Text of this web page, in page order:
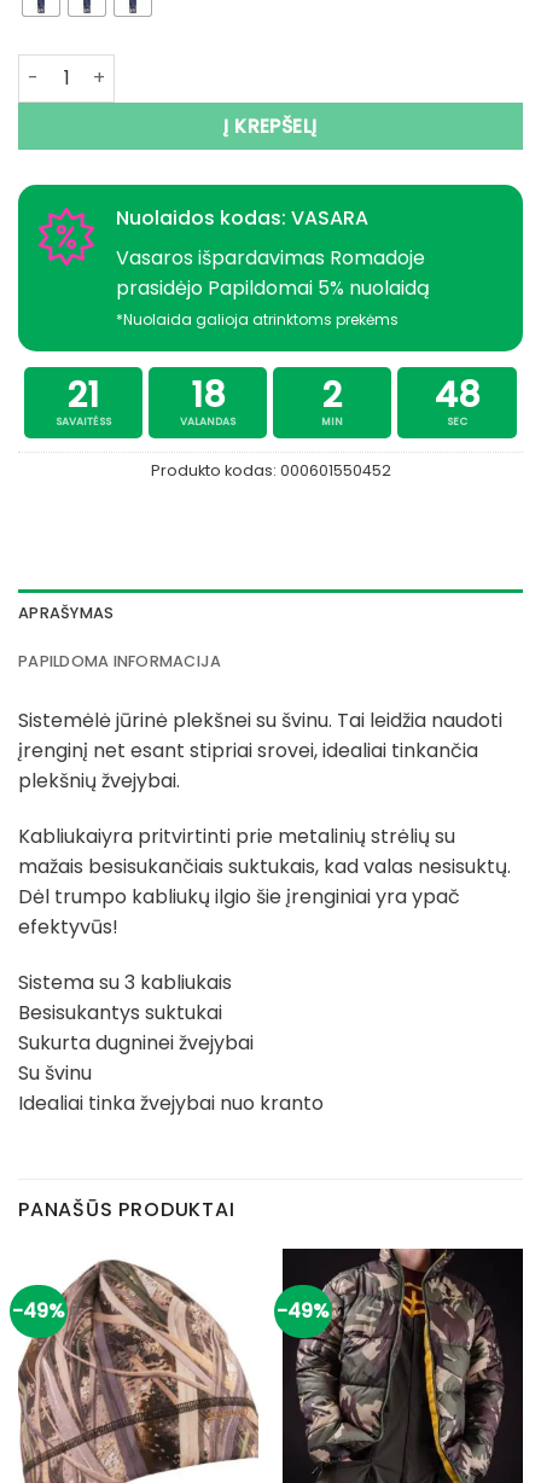
produkto kiekis: Sistemėlė jūrinė plekšnei SHAKESPEARE
Į KREPŠELĮ
Nuolaidos kodas: VASARA
Vasaros išpardavimas Romadoje
prasidėjo Papildomai 5% nuolaidą
*Nuolaida galioja atrinktoms prekėms
21
SAVAITĖSS
18
VALANDAS
2
MIN
48
SEC
Produkto kodas: 000601550452
APRAŠYMAS
PAPILDOMA INFORMACIJA
Sistemėlė jūrinė plekšnei su švinu. Tai leidžia naudoti
įrenginį net esant stipriai srovei, idealiai tinkančia
plekšnių žvejybai.
Kabliukaiyra pritvirtinti prie metalinių strėlių su
mažais besisukančiais suktukais, kad valas nesisuktų.
Dėl trumpo kabliukų ilgio šie įrenginiai yra ypač
efektyvūs!
Sistema su 3 kabliukais
Besisukantys suktukai
Sukurta dugninei žvejybai
Su švinu
Idealiai tinka žvejybai nuo kranto
PANAŠŪS PRODUKTAI
-49% -49%